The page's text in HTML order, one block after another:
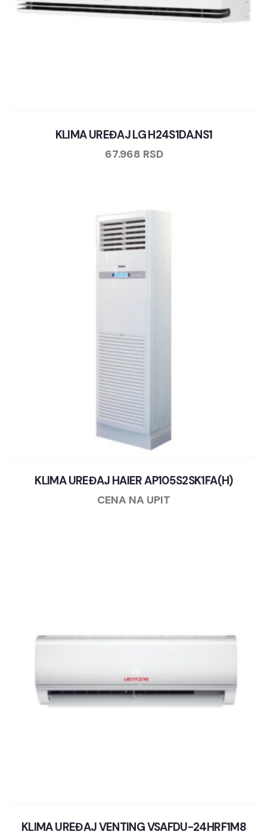
KLIMA UREĐAJ LG H24S1DA.NS1
67.968 RSD
KLIMA UREĐAJ HAIER AP105S2SK1FA(H)
CENA NA UPIT
KLIMA UREĐAJ VENTING VSAFDU-24HRF1M8